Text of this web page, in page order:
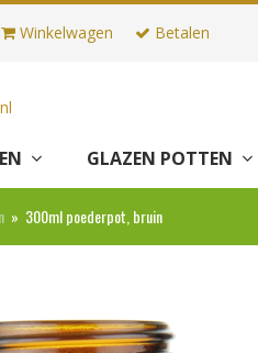
Winkelwagen Betalen
GLAZEN POTTEN
» 300ml poederpot, bruin